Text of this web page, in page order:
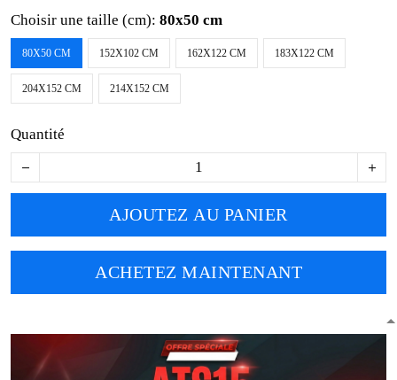
Choisir une taille (cm): 80x50 cm
80X50 CM 152X102 CM 162X122 CM 183X122 CM
204X152 CM 214X152 CM
Quantité
AJOUTEZ AU PANIER
ACHETEZ MAINTENANT